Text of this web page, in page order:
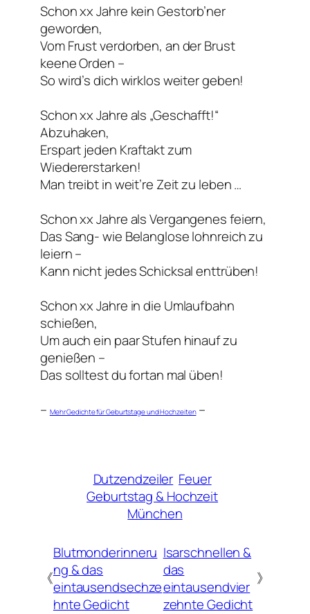
Schon xx Jahre kein Gestorb’ner
geworden,
Vom Frust verdorben, an der Brust
keene Orden –
So wird’s dich wirklos weiter geben!
Schon xx Jahre als „Geschafft!“
Abzuhaken,
Erspart jeden Kraftakt zum
Wiedererstarken!
Man treibt in weit’re Zeit zu leben …
Schon xx Jahre als Vergangenes feiern,
Das Sang- wie Belanglose lohnreich zu
leiern –
Kann nicht jedes Schicksal enttrüben!
Schon xx Jahre in die Umlaufbahn
schießen,
Um auch ein paar Stufen hinauf zu
genießen –
Das solltest du fortan mal üben!
– Mehr Gedichte für Geburtstage und Hochzeiten–
Dutzendzeiler Feuer
Geburtstag & Hochzeit
München
《
Blutmonderinneru
ng & das
eintausendsechze
hnte Gedicht
Isarschnellen &
das
eintausendvier
zehnte Gedicht
》